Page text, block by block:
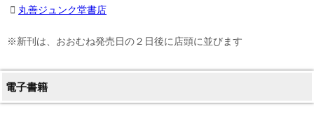
丸善ジュンク堂書店
※新刊は、おおむね発売日の２日後に店頭に並びます
電子書籍